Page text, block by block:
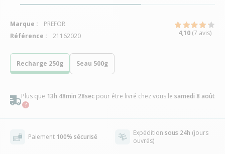
Recharge 250g Seau 500g
Plus que 13h 48min 27sec pour être livré chez vous le samedi 8 août
Paiement 100% sécurisé Expédition sous 24h (jours
ouvrés)
Marque :
PREFOR
Référence :
21162020 4,10 (7 avis)